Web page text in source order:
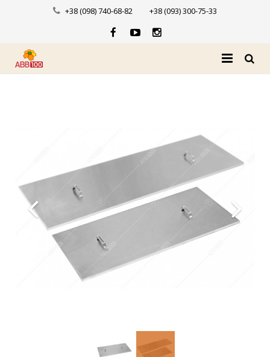
+38 (098) 740-68-82 +38 (093) 300-75-33
Доставка і оплата
Новини
Контакти